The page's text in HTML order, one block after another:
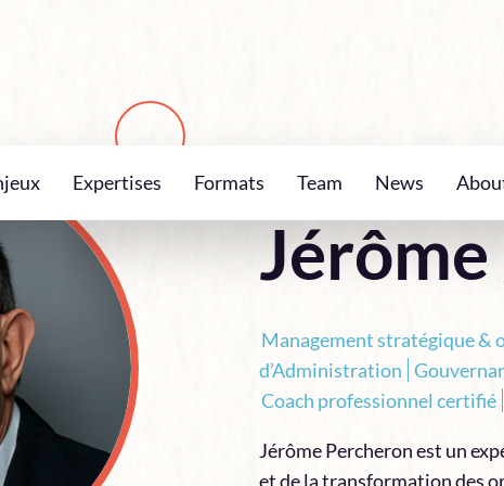
Expertises Formats Team News
TEAM
Management stratégique &
d’Administration
Coach professionnel certifié
Jérôme Percheron est un
et de la transformation des